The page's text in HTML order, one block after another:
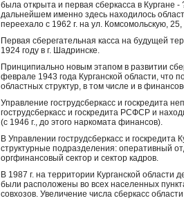
была открыта и первая сберкасса в Кургане
дальнейшем именно здесь находилось
переехало с 1962 г. на ул. Комсомольскую,
Первая сберегательная касса на будущей
1924 году в г. Шадринске.
Принципиально новым этапом в развитии
феврале 1943 года Курганской области, что
областных структур, в том числе и в
Управление гострудсберкасс и госкредита
гострудсберкасс и госкредита РСФСР и
(с 1946 г., до этого наркомата финансов).
В Управлении гострудсберкасс и
структурные подразделения: оперативный
оргфинансовый сектор и сектор кадров.
В 1987 г. на территории Курганской области
были расположены во всех населенных
совхозов. Увеличение числа сберкасс